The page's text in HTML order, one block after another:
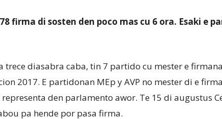
firma di sosten den poco mas cu 6 ora. Esaki e
trece diasabra caba, tin 7 partido cu mester e
2017. E partidonan MEp y AVP no mester di e
den parlamento awor. Te 15 di augustus
pa hende por pasa firma.